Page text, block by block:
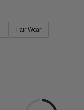
Fair Wear